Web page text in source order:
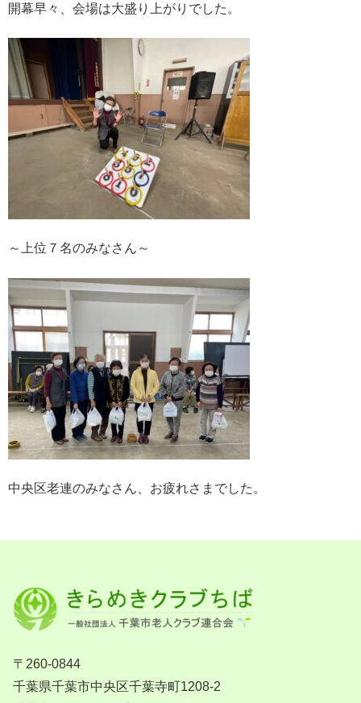
開幕早々、会場は大盛り上がりでした。
～上位７名のみなさん～
中央区老連のみなさん、お疲れさまでした。
〒260-0844
千葉県千葉市中央区千葉寺町1208-2